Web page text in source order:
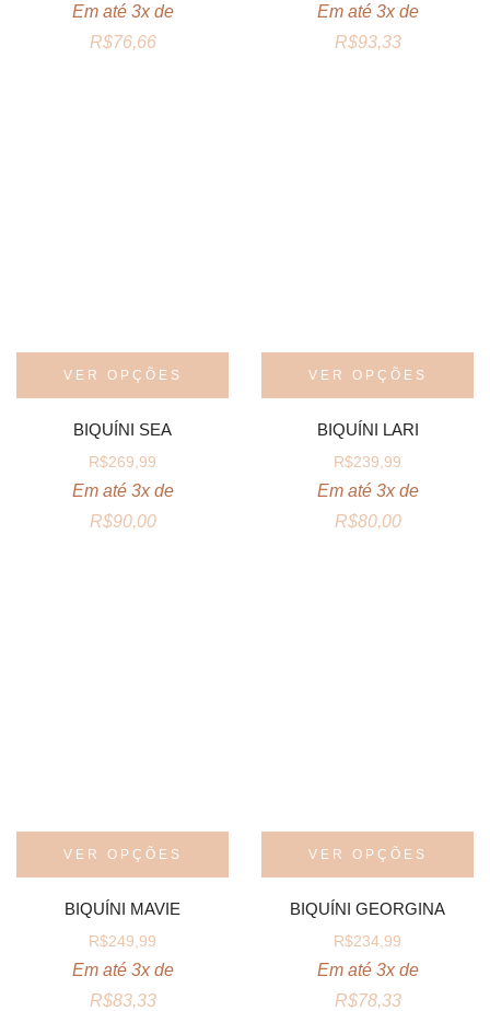
Em até 3x de
R$76,66
Em até 3x de
R$93,33
VER OPÇÕES
BIQUÍNI SEA
R$269,99
Em até 3x de
R$90,00
VER OPÇÕES
BIQUÍNI LARI
R$239,99
Em até 3x de
R$80,00
VER OPÇÕES
BIQUÍNI MAVIE
R$249,99
Em até 3x de
R$83,33
VER OPÇÕES
BIQUÍNI GEORGINA
R$234,99
Em até 3x de
R$78,33